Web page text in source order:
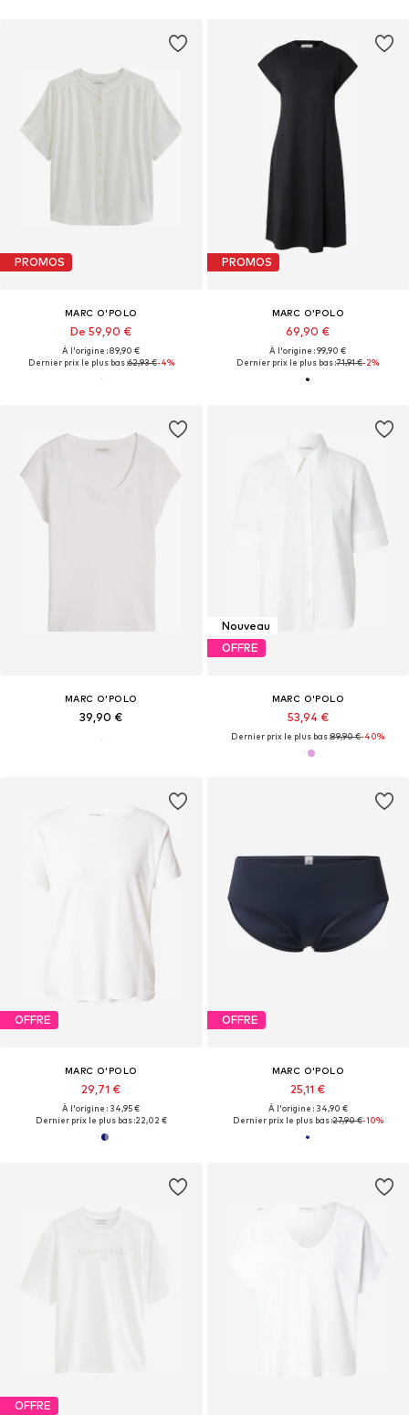
PROMOS
MARC O'POLO
De 59,90 €
À l'origine : 89,90 €
Dernier prix le plus bas :62,93 €-4%
PROMOS
MARC O'POLO
69,90 €
À l'origine : 99,90 €
Dernier prix le plus bas :71,91 €-2%
MARC O'POLO
39,90 €
Nouveau
OFFRE
MARC O'POLO
53,94 €
Dernier prix le plus bas :89,90 €-40%
OFFRE
MARC O'POLO
29,71 €
À l'origine : 34,95 €
Dernier prix le plus bas :22,02 €
OFFRE
MARC O'POLO
25,11 €
À l'origine : 34,90 €
Dernier prix le plus bas :27,90 €-10%
OFFRE